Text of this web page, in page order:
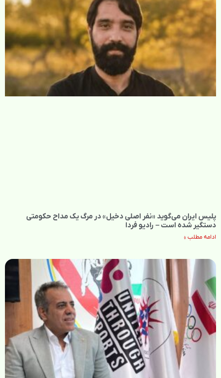
پلیس ایران می‌گوید «نفر اصلی دخیل» در مرگ یک مداح حکومتی
دستگیر شده است – رادیو فردا
ادامه مطلب »